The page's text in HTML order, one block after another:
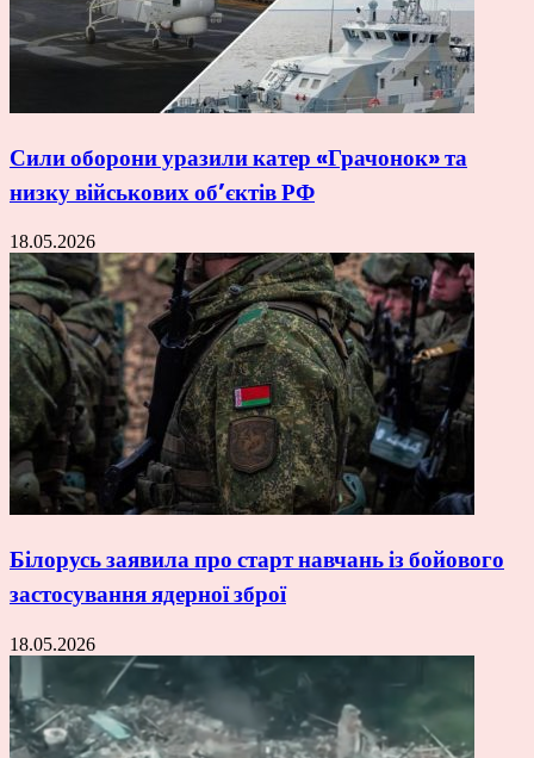
Сили оборони уразили катер «Грачонок» та
низку військових об’єктів РФ
18.05.2026
Білорусь заявила про старт навчань із бойового
застосування ядерної зброї
18.05.2026